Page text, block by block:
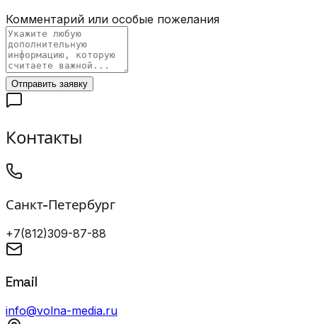
Комментарий или особые пожелания
Отправить заявку
Контакты
Санкт-Петербург
+7(812)309-87-88
Email
info@volna-media.ru